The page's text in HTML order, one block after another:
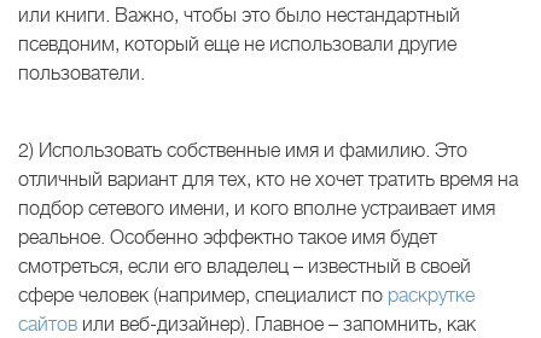
или книги. Важно, чтобы это было нестандартный
псевдоним, который еще не использовали другие
пользователи.
2) Использовать собственные имя и фамилию. Это
отличный вариант для тех, кто не хочет тратить время на
подбор сетевого имени, и кого вполне устраивает имя
реальное. Особенно эффектно такое имя будет
смотреться, если его владелец – известный в своей
сфере человек (например, специалист по раскрутке
сайтов или веб-дизайнер). Главное – запомнить, как